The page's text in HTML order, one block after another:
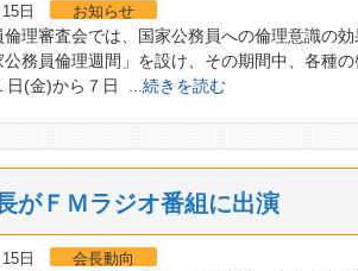
日 お知らせ
倫理審査会では、国家公務員への倫理意識の
公務員倫理週間」を設け、その期間中、各種
日(金)から７日
...続きを読む
がＦＭラジオ番組に出演
日 会長動向